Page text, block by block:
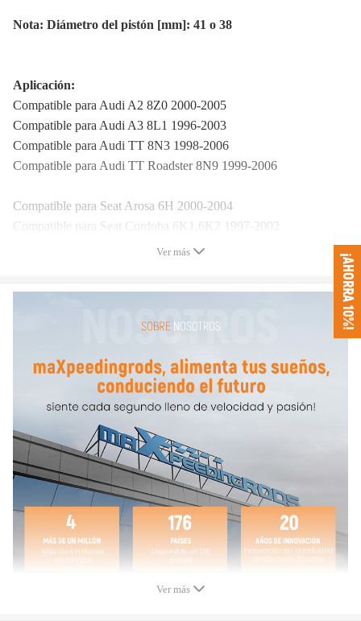
Nota: Diámetro del pistón [mm]: 41 o 38
Aplicación:
Compatible para Audi A2 8Z0 2000-2005
Compatible para Audi A3 8L1 1996-2003
Compatible para Audi TT 8N3 1998-2006
Compatible para Audi TT Roadster 8N9 1999-2006
Compatible para Seat Arosa 6H 2000-2004
Compatible para Seat Cordoba 6K1,6K2 1997-2002
Compatible para Seat Cordoba Vario 6K5 1997-2002
Compatible para Seat Toledo II 1M2 1998-2004
Compatible para Skoda Fabia 6Y2 1999-2007
Compatible para Skoda Fabia Combi 6Y5 1999-2007
Compatible para Skoda Fabia II 542 2007-
Compatible para Skoda Fabia II Combi 545 2007-
Compatible para Skoda Octavia 1U2 1996-2010
Compatible para Skoda Octavia Kombi 1U5 1996-2010
Compatible para Skoda Roomster 5J 2006-2015
Compatible para VW Bora 1J2 1998-2005
Compatible para VW Bora Kombi 1J6 1998-2005
Compatible para VW Golf IV Variant 1J5 1999-2006
Ver más
Ver más
¡AHORRA 10%!